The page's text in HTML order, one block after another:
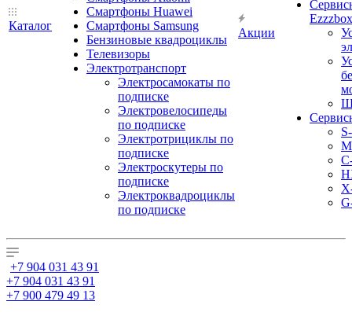
Каталог
Смартфоны Huawei
Смартфоны Samsung
Бензиновые квадроциклы
Телевизоры
Электротранспорт
Электросамокаты по
подписке
Электровелосипеды
по подписке
Электротрициклы по
подписке
Электроскутеры по
подписке
Электроквадроциклы
по подписке
Акции
Ezzzbox
+7 904 031 43 91
+7 904 031 43 91
+7 900 479 49 13